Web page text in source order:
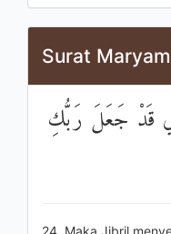
Surat
قَدْ جَعَلَ رَبُّكِ
24. Maka Jibril